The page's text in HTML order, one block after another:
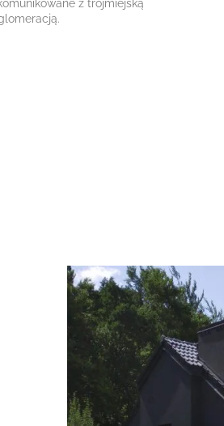
z trójmiejską